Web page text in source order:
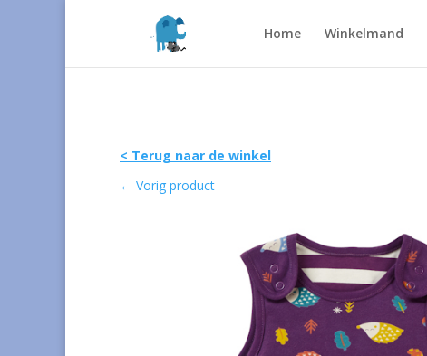
Home Winkelmand
< Terug naar de winkel
← Vorig product